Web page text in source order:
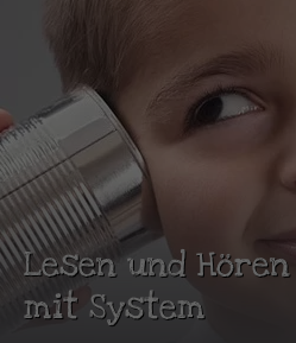
Lesen und Hören
mit System